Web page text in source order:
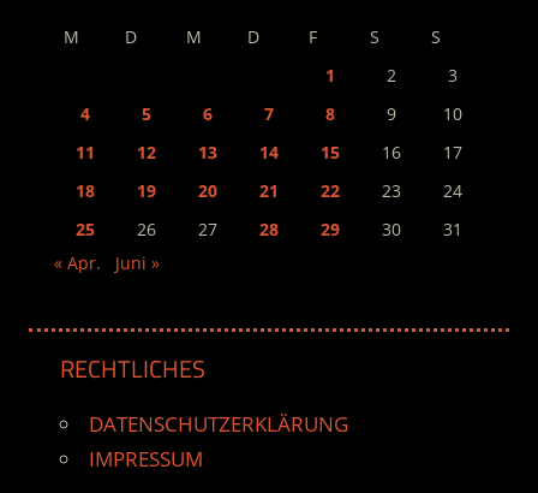
M D M D F S
S
1
2
3
4
5 6 7 8 9
10
11
12 13 14 15 16
17
18
19 20 21 22 23
24
25
26 27 28 29 30
31
« Apr.
Juni »
RECHTLICHES
DATENSCHUTZERKLÄRUNG
IMPRESSUM